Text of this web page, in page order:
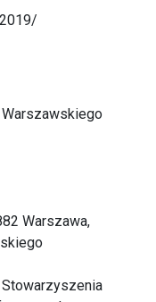
Warszawa,
Stowarzyszenia